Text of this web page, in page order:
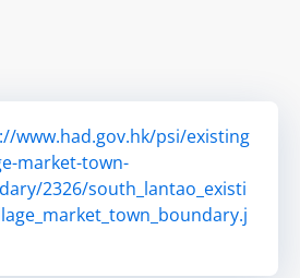
www.had.gov.hk/psi/existing
market-town-
2326/south_lantao_existi